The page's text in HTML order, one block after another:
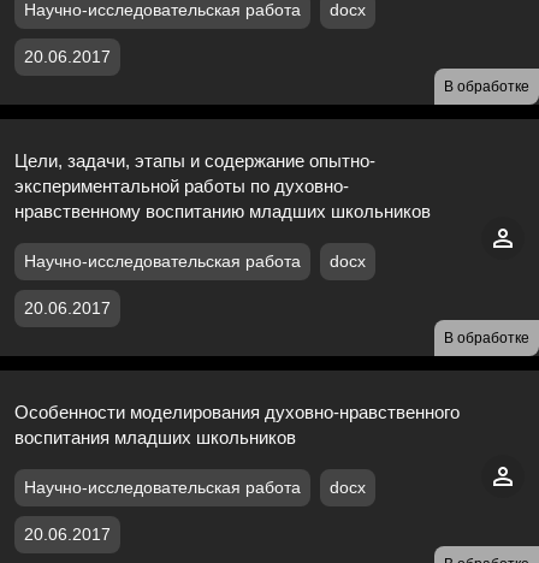
В обработке
Научно-исследовательская работа docx
20.06.2017
В обработке
Цели, задачи, этапы и содержание опытно-
экспериментальной работы по духовно-
нравственному воспитанию младших школьников
Научно-исследовательская работа docx
20.06.2017
Особенности моделирования духовно-нравственного
воспитания младших школьников
Научно-исследовательская работа docx
20.06.2017